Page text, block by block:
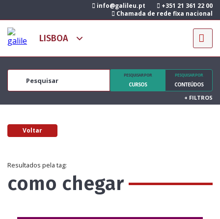
info@galileu.pt
+351 21 361 22 00
Chamada de rede fixa nacional
PESQUISAR POR
CURSOS
PESQUISAR POR
CONTEÚDOS
+ FILTROS
Voltar
Resultados pela tag:
como chegar